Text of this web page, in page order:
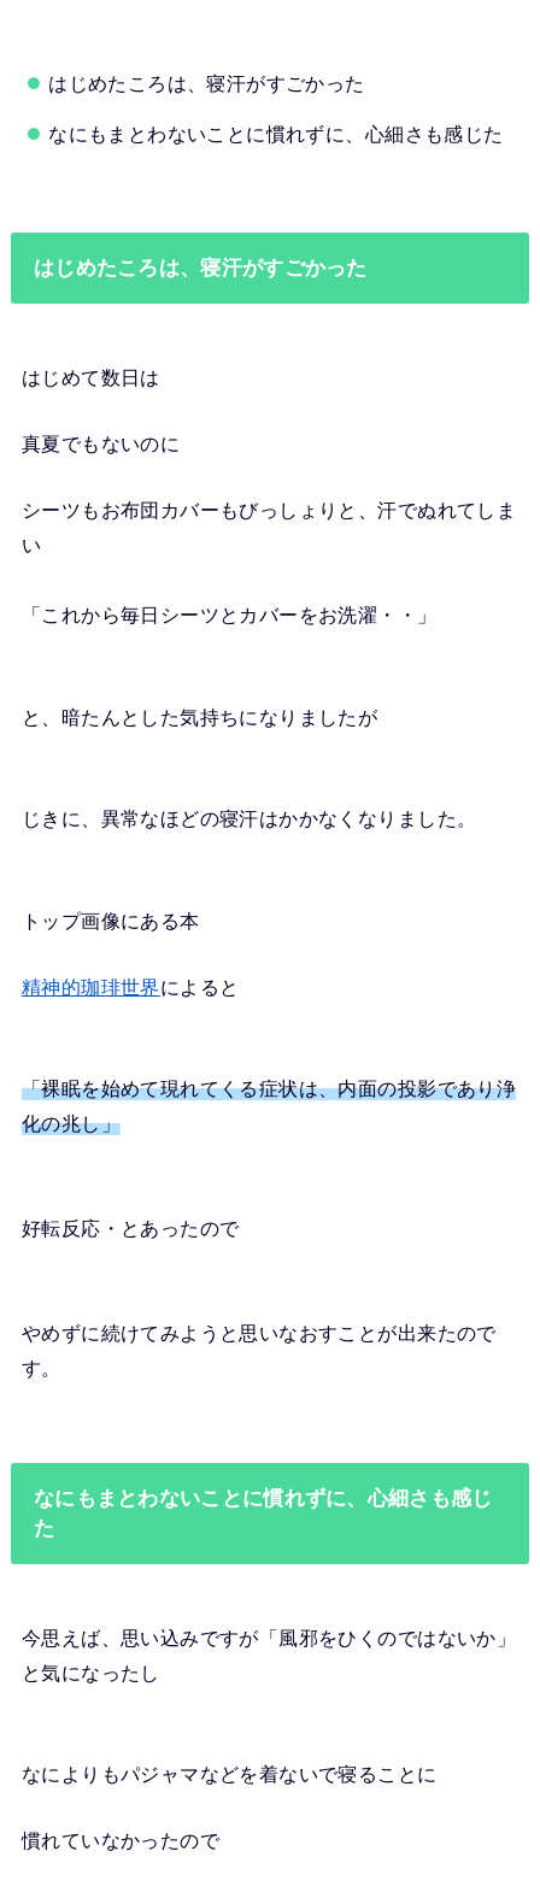
はじめたころは、寝汗がすごかった
なにもまとわないことに慣れずに、心細さも感じた
はじめたころは、寝汗がすごかった
はじめて数日は
真夏でもないのに
シーツもお布団カバーもびっしょりと、汗でぬれてしま
い
「これから毎日シーツとカバーをお洗濯・・」
と、暗たんとした気持ちになりましたが
じきに、異常なほどの寝汗はかかなくなりました。
トップ画像にある本
精神的珈琲世界によると
「裸眠を始めて現れてくる症状は、内面の投影であり浄
化の兆し」
好転反応・とあったので
やめずに続けてみようと思いなおすことが出来たので
す。
なにもまとわないことに慣れずに、心細さも感じ
た
今思えば、思い込みですが「風邪をひくのではないか」
と気になったし
なによりもパジャマなどを着ないで寝ることに
慣れていなかったので